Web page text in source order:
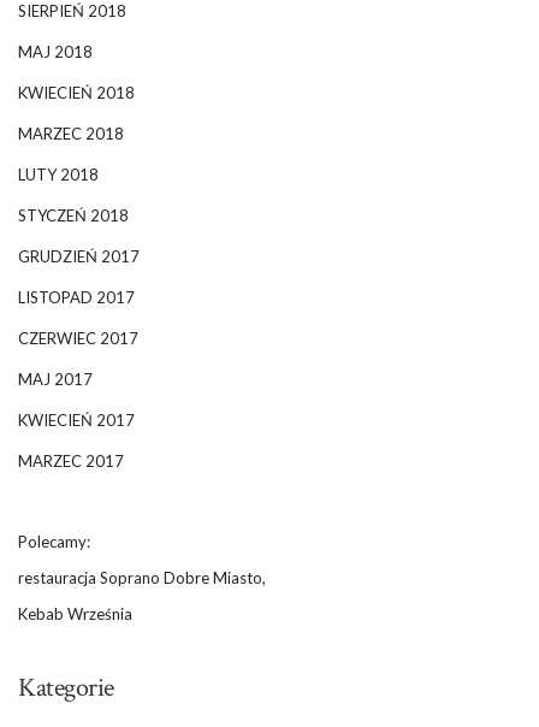
SIERPIEŃ 2018
MAJ 2018
KWIECIEŃ 2018
MARZEC 2018
LUTY 2018
STYCZEŃ 2018
GRUDZIEŃ 2017
LISTOPAD 2017
CZERWIEC 2017
MAJ 2017
KWIECIEŃ 2017
MARZEC 2017
Polecamy:
restauracja Soprano Dobre Miasto,
Kebab Września
Kategorie